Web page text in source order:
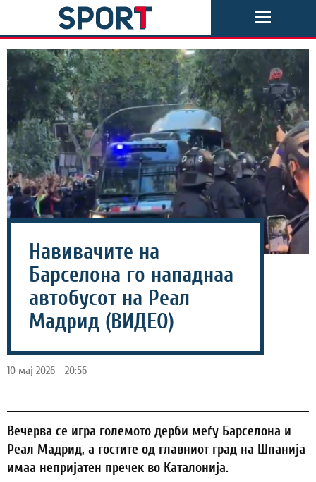
Навивачите на
Барселона го нападнаа
автобусот на Реал
Мадрид (ВИДЕО)
10 мај 2026 - 20:56
Вечерва се игра големото дерби меѓу Барселона и
Реал Мадрид, а гостите од главниот град на Шпанија
имаа непријатен пречек во Каталонија.